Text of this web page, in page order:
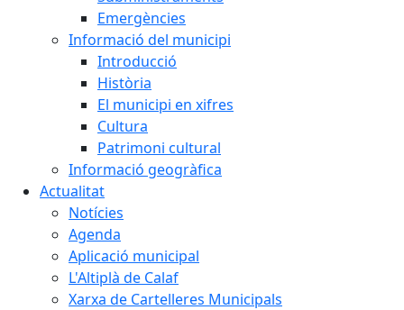
Emergències
Informació del municipi
Introducció
Història
El municipi en xifres
Cultura
Patrimoni cultural
Informació geogràfica
Actualitat
Notícies
Agenda
Aplicació municipal
L'Altiplà de Calaf
Xarxa de Cartelleres Municipals